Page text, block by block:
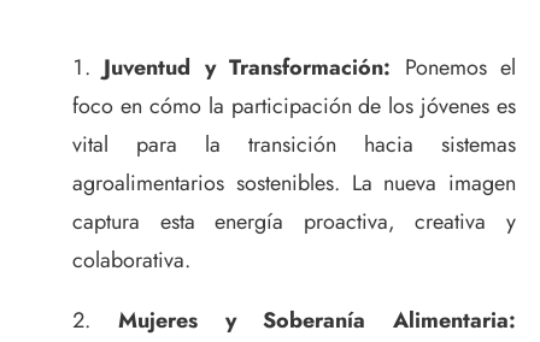
Juventud y Transformación: Ponemos el
foco en cómo la participación de los jóvenes es
vital para la transición hacia sistemas
agroalimentarios sostenibles. La nueva imagen
captura esta energía proactiva, creativa y
colaborativa.
Mujeres y Soberanía Alimentaria: